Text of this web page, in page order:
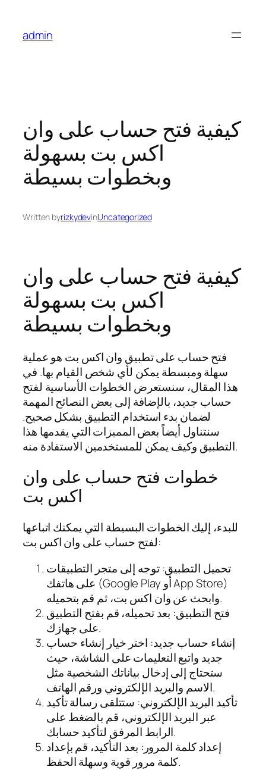
content
admin
كيفية فتح حساب على وان
اكس بت بسهولة
وبخطوات بسيطة
Written byrizkydevinUncategorized
كيفية فتح حساب على وان
اكس بت بسهولة
وبخطوات بسيطة
فتح حساب على تطبيق وان اكس بت هو عملية
سهلة ومبسطة يمكن لأي شخص القيام بها. في
هذا المقال، سنستعرض الخطوات الأساسية لفتح
حساب جديد، بالإضافة إلى بعض النصائح المهمة
لضمان بدء استخدام التطبيق بشكل صحيح.
سنتناول أيضاً بعض المميزات التي يقدمها هذا
التطبيق وكيف يمكن للمستخدمين الاستفادة منه.
خطوات فتح حساب على وان
اكس بت
للبدء، إليك الخطوات البسيطة التي يمكنك اتباعها
لفتح حساب على وان اكس بت:
تحميل التطبيق: توجه إلى متجر التطبيقات
على هاتفك (Google Play أو App Store)
وابحث عن وان اكس بت، ثم قم بتحميله.
فتح التطبيق: بعد تحميله، قم بفتح التطبيق
على جهازك.
إنشاء حساب جديد: اختر خيار إنشاء حساب
جديد واتبع التعليمات على الشاشة، حيث
ستحتاج إلى إدخال بياناتك الشخصية مثل
الاسم والبريد الإلكتروني ورقم الهاتف.
تأكيد البريد الإلكتروني: ستتلقى رسالة تأكيد
عبر البريد الإلكتروني، قم بالضغط على
الرابط المرفق لتأكيد حسابك.
إعداد كلمة المرور: بعد التأكيد، قم بإعداد
كلمة مرور قوية وسهلة الحفظ.